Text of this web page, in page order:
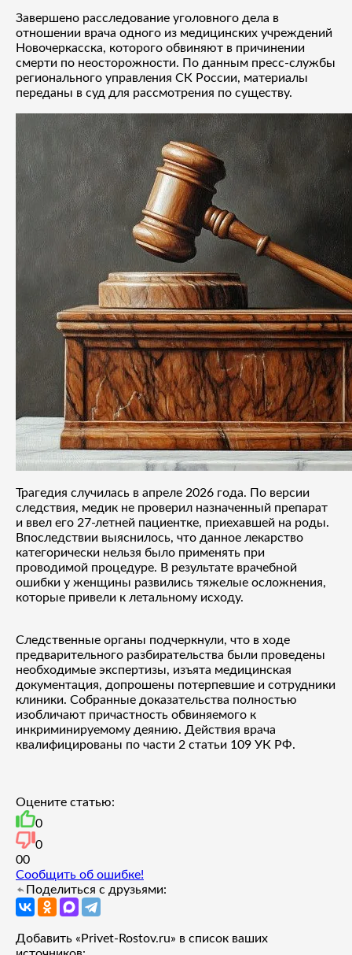
Завершено расследование уголовного дела в
отношении врача одного из медицинских учреждений
Новочеркасска, которого обвиняют в причинении
смерти по неосторожности. По данным пресс-службы
регионального управления СК России, материалы
переданы в суд для рассмотрения по существу.
Трагедия случилась в апреле 2026 года. По версии
следствия, медик не проверил назначенный препарат
и ввел его 27-летней пациентке, приехавшей на роды.
Впоследствии выяснилось, что данное лекарство
категорически нельзя было применять при
проводимой процедуре. В результате врачебной
ошибки у женщины развились тяжелые осложнения,
которые привели к летальному исходу.
Следственные органы подчеркнули, что в ходе
предварительного разбирательства были проведены
необходимые экспертизы, изъята медицинская
документация, допрошены потерпевшие и сотрудники
клиники. Собранные доказательства полностью
изобличают причастность обвиняемого к
инкриминируемому деянию. Действия врача
квалифицированы по части 2 статьи 109 УК РФ.
Оцените статью:
0
0
00
Сообщить об ошибке!
Поделиться с друзьями:
Добавить «Privet-Rostov.ru» в список ваших